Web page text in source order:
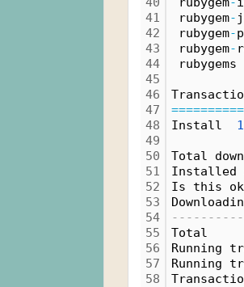
41
42
43
44
45
46
47
48
49
50
51
52
53
54
55
56
57
58
rubygem-
rubygem-
rubygem-
==========
Install 1
Total
Installed
Is this
Running
Running